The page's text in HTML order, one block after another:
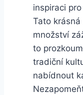
inspiraci
Tato
množství
to
tradiční
nabídnout